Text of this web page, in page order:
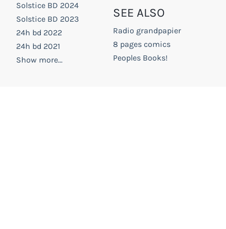
Solstice BD 2024
Solstice BD 2023
24h bd 2022
24h bd 2021
Show more...
SEE ALSO
Radio grandpapier
8 pages comics
Peoples Books!